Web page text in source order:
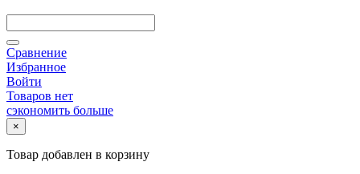
Сравнение
Избранное
Войти
Товаров нет
сэкономить больше
×
Товар добавлен в корзину